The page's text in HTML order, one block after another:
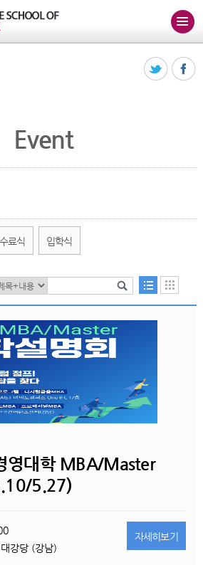
Event
4월 5월 6월
수료식 입학식
영대학 MBA/Master
5.27)
강당 (강남)
자세히보기